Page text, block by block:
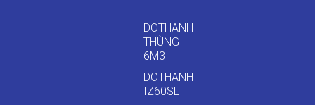
–
DOTHANH
THÙNG
6M3
DOTHANH
IZ60SL